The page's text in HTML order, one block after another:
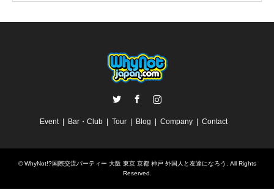
Event Bar・Club Tour Blog Company Contact
©WhyNot!?国際交流パーティー 大阪 東京 京都 神戸 外国人と友達になろう. All Rights
Reserved.